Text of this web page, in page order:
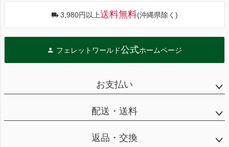
3,980円以上送料無料(沖縄県除く)
フェレットワールド公式ホームページ
お支払い
配送・送料
返品・交換